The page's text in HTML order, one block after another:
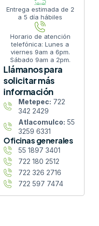
Entrega estimada de 2
a 5 día hábiles
Horario de atención
telefónica: Lunes a
viernes 9am a 6pm.
Sábado 9am a 2pm.
Llámanos para
solicitar más
información
Metepec: 722
342 2429
Atlacomulco: 55
3259 6331
Oficinas generales
55 1897 3401
722 180 2512
722 326 2716
722 597 7474